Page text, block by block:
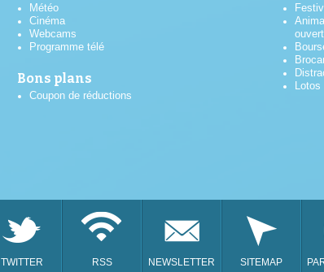
Météo
Cinéma
Webcams
Programme télé
Bons plans
Coupon de réductions
Lotos
TWITTER RSS NEWSLETTER SITEMAP